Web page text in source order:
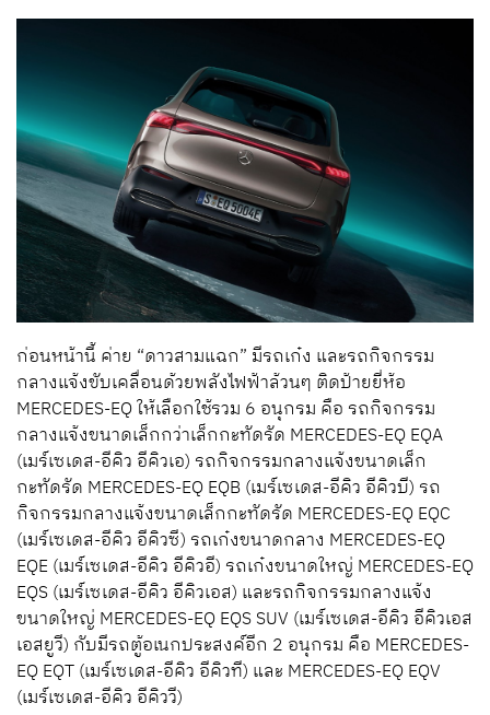
ก่อนหน้านี้ ค่าย “ดาวสามแฉก” มีรถเก๋ง และรถกิจกรรม
กลางแจ้งขับเคลื่อนด้วยพลังไฟฟ้าล้วนๆ ติดป้ายยี่ห้อ
MERCEDES-EQ ให้เลือกใช้รวม 6 อนุกรม คือ รถกิจกรรม
กลางแจ้งขนาดเล็กกว่าเล็กกะทัดรัด MERCEDES-EQ EQA
(เมร์เซเดส-อีคิว อีคิวเอ) รถกิจกรรมกลางแจ้งขนาดเล็ก
กะทัดรัด MERCEDES-EQ EQB (เมร์เซเดส-อีคิว อีคิวบี) รถ
กิจกรรมกลางแจ้งขนาดเล็กกะทัดรัด MERCEDES-EQ EQC
(เมร์เซเดส-อีคิว อีคิวซี) รถเก๋งขนาดกลาง MERCEDES-EQ
EQE (เมร์เซเดส-อีคิว อีคิวอี) รถเก๋งขนาดใหญ่ MERCEDES-EQ
EQS (เมร์เซเดส-อีคิว อีคิวเอส) และรถกิจกรรมกลางแจ้ง
ขนาดใหญ่ MERCEDES-EQ EQS SUV (เมร์เซเดส-อีคิว อีคิวเอส
เอสยูวี) กับมีรถตู้อเนกประสงค์อีก 2 อนุกรม คือ MERCEDES-
EQ EQT (เมร์เซเดส-อีคิว อีคิวที) และ MERCEDES-EQ EQV
(เมร์เซเดส-อีคิว อีคิววี)